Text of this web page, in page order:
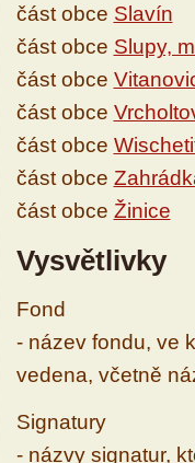
část obce Slavín
část obce Slupy,
část obce
část obce
část obce
část obce
část obce Žinice
Vysvětlivky
Fond
- název fondu, ve
vedena, včetně
Signatury
- názvy signatur,